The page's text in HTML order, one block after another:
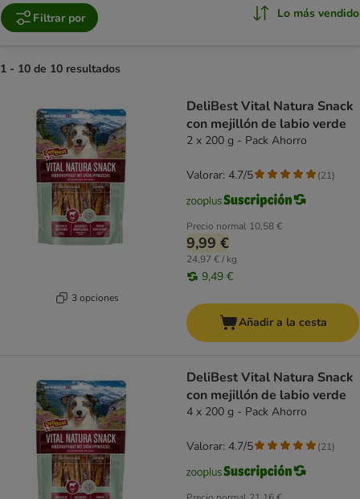
Filtrar por Lo más vendido
1 - 10 de 10 resultados
3 opciones
DeliBest Vital Natura Snack
con mejillón de labio verde
2 x 200 g - Pack Ahorro
Precio normal 10,58 €
9,99 €
24,97 € / kg
9,49 €
Valorar: 4.7/5 (21)
Añadir a la cesta
DeliBest Vital Natura Snack
con mejillón de labio verde
4 x 200 g - Pack Ahorro
Valorar: 4.7/5 (21)